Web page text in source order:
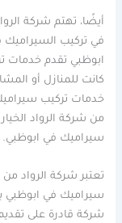
أيضًا، تهتم شركة
في تركيب
ابوظبي تقدم خدمات
كانت للمنازل أو
خدمات تركيب
من شركة الرواد
سيراميك في ابوظبي.
تعتبر شركة الرواد
سيراميك في ابوظبي
شركة قادرة على